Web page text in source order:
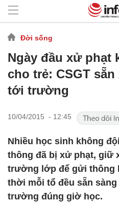
Đời sống
Ngày đầu xử phạt
cho trẻ: CSGT
tới trường
10/04/2015 - 12:45
Nhiều học sinh không
thông đã bị xử phạt, giữ
trường lớp để gửi thông
thời mỗi tổ đều sẵn
trường đúng giờ học.